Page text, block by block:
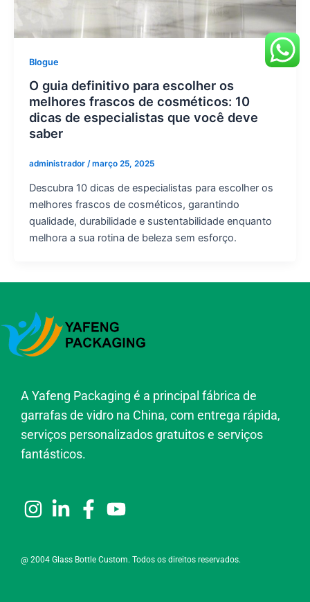
Blogue
O guia definitivo para escolher os
melhores frascos de cosméticos: 10
dicas de especialistas que você deve
saber
administrador /março 25, 2025
Descubra 10 dicas de especialistas para escolher os
melhores frascos de cosméticos, garantindo
qualidade, durabilidade e sustentabilidade enquanto
melhora a sua rotina de beleza sem esforço.
A Yafeng Packaging é a principal fábrica de
garrafas de vidro na China, com entrega rápida,
serviços personalizados gratuitos e serviços
fantásticos.
@ 2004 Glass Bottle Custom. Todos os direitos reservados.